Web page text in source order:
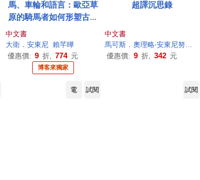
馬、車輪和語言：歐亞草
原的騎馬者如何形塑古代
文明與現代世界【博客來
獨家限量精裝版】
中文書
大衛． 安東尼 賴芊曄
優惠價: 9 折, 774 元
博客來獨家
超譯沉思錄
中文書
馬可斯．奧理略‧安東尼努斯
優惠價: 9 折, 342 元
電 試閱 試閱